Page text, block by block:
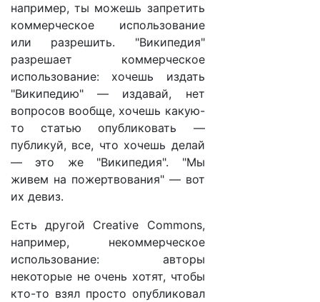
например, ты можешь запретить
коммерческое использование
или разрешить. "Википедия"
разрешает коммерческое
использование: хочешь издать
"Википедию" — издавай, нет
вопросов вообще, хочешь какую-
то статью опубликовать —
публикуй, все, что хочешь делай
— это же "Википедия". "Мы
живем на пожертвования" — вот
их девиз.
Есть другой Creative Commons,
например, некоммерческое
использование: авторы
некоторые не очень хотят, чтобы
кто-то взял просто опубликовал